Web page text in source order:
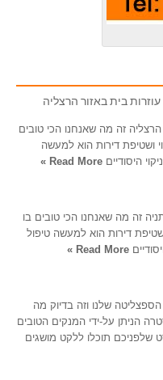
בית באזור הרצליה
זה מה שאנחנו הכי טובים
ושטיפת דירות הוא למעשה
היסודיים Read More »
זה מה שאנחנו הכי טובים בו
דירות הוא למעשה טיפול
Read More »
שלנו וזה בדיוק מה
הניתן על-ידי המנקים הטובים
שלפניכם תוכלו ללקט מושגים